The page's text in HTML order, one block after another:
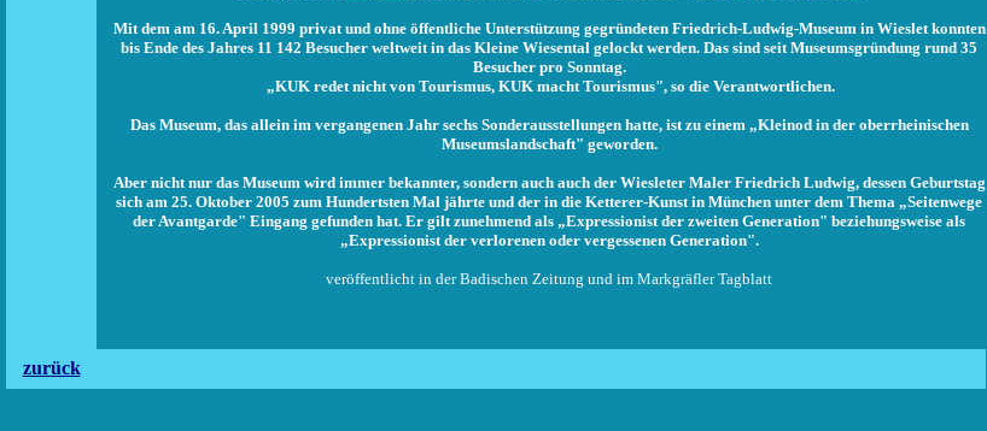
Mit dem am 16. April 1999 privat und ohne öffentliche Unterstützung gegründeten Friedrich-Ludwig-Museum in Wieslet konnten
bis Ende des Jahres 11 142 Besucher weltweit in das Kleine Wiesental gelockt werden. Das sind seit Museumsgründung rund 35
Besucher pro Sonntag.
„KUK redet nicht von Tourismus, KUK macht Tourismus", so die Verantwortlichen.
Das Museum, das allein im vergangenen Jahr sechs Sonderausstellungen hatte, ist zu einem „Kleinod in der oberrheinischen
Museumslandschaft" geworden.
Aber nicht nur das Museum wird immer bekannter, sondern auch auch der Wiesleter Maler Friedrich Ludwig, dessen Geburtstag
sich am 25. Oktober 2005 zum Hundertsten Mal jährte und der in die Ketterer-Kunst in München unter dem Thema „Seitenwege
der Avantgarde" Eingang gefunden hat. Er gilt zunehmend als „Expressionist der zweiten Generation" beziehungsweise als
„Expressionist der verlorenen oder vergessenen Generation".
veröffentlicht in der Badischen Zeitung und im Markgräfler Tagblatt
zurück